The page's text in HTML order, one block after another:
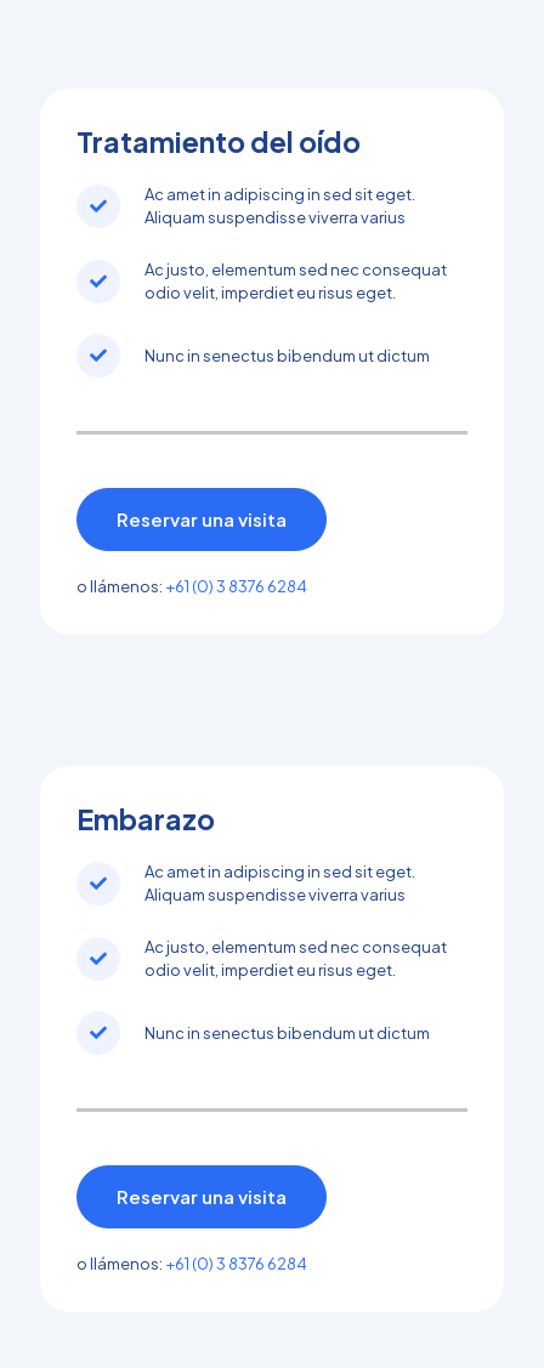
Tratamiento del oído
Ac amet in adipiscing in sed sit eget.
Aliquam suspendisse viverra varius
Ac justo, elementum sed nec consequat
odio velit, imperdiet eu risus eget.
Nunc in senectus bibendum ut dictum
Reservar una visita
o llámenos: +61 (0) 3 8376 6284
Embarazo
Ac amet in adipiscing in sed sit eget.
Aliquam suspendisse viverra varius
Ac justo, elementum sed nec consequat
odio velit, imperdiet eu risus eget.
Nunc in senectus bibendum ut dictum
Reservar una visita
o llámenos: +61 (0) 3 8376 6284